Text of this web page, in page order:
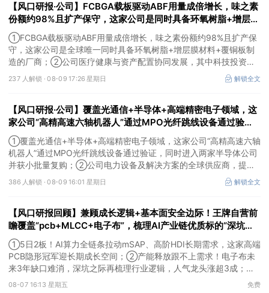
【风口研报·公司】FCBGA载板驱动ABF用量成倍增长，味之素
份额约98%且扩产保守，这家公司是同时具备环氧树脂+增层膜
材料+覆铜板制造的厂商；这家公司科技投资重点项目包括月之
暗面、DeepSeek等
①FCBGA载板驱动ABF用量成倍增长，味之素份额约98%且扩产保
守，这家公司是全球唯一同时具备环氧树脂+增层膜材料+覆铜板制
造的厂商；②公司医疗健康与资产配置协同发展，其中科技投资覆
盖模型、算力与应用，重点项目包括月之暗面、DeepSeek等，资产
价值有望逐步兑现。
237 人解锁 ·08-09 17:26 星期日 解锁全文
【风口研报·公司】覆盖光通信+半导体+高端精密电子领域，这
家公司“高精高速六轴机器人”通过MPO光纤跳线设备通过验
证，同时进入两家半导体公司并获小批量复购；另有一家公司电
力设备及解决方案的全球供应商
①覆盖光通信+半导体+高端精密电子领域，这家公司“高精高速六轴
机器人”通过MPO光纤跳线设备通过验证，同时进入两家半导体公司
并获小批量复购；②公司电力设备及解决方案的全球供应商，提前
布局SST等高价值产品，出海业务迎来收获。
386 人解锁 ·08-09 16:01 星期日 解锁全文
【风口研报回顾】兼顾成长逻辑+基本面安全边际！王牌自营前
瞻覆盖“pcb+MLCC+电子布”，梳理AI产业链优质标的“深坑起
跳”
①5日2板！AI算力全链条拉动mSAP、高阶HDI长期需求，这家高端
PCB隐形冠军迎长期成长空间；②产能释放跟不上需求！电子布未
来3年缺口难消，深坑之际再梳理行业逻辑，人气龙头涨超3成；
③AI服务器、机器人带动MLCC景气周期持续！这家公司扩产、涨
08-07 16:13 星期五 免费